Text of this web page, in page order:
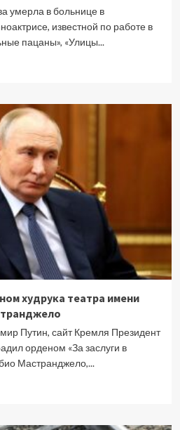
умерла в больнице в
известной по работе в
пацаны», «Улицы...
худрука театра имени
Путин, сайт Кремля Президент
орденом «За заслуги в
Мастранджело,...